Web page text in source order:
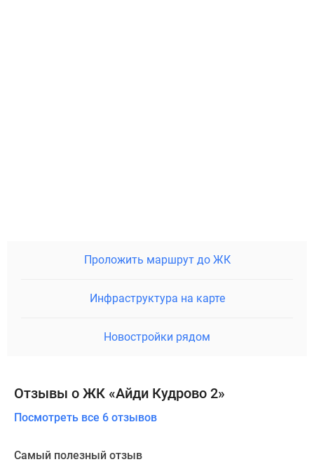
Проложить маршрут до ЖК
Инфраструктура на карте
Новостройки рядом
Отзывы о ЖК «Айди Кудрово 2»
Посмотреть все 6 отзывов
Самый полезный отзыв